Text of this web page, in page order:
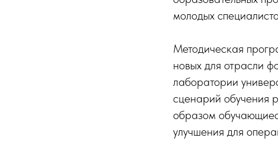
молодых
Методическая
новых для отрасли
лаборатории
сценарий обучения
образом
улучшения для